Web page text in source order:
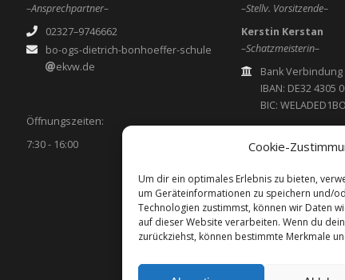
Cookie-
Um dir ein optimales Erlebnis zu bieten,
um Geräteinformationen zu speichern und/
Technologien zustimmst, können wir Daten
auf dieser Website verarbeiten. Wenn du
zurückziehst, können bestimmte Merkmale
–Ansprechpartner–
02327–9746662
bo-ogs-dietrich-bonhoeffer-schule
ekvw.de
Öffnungszeiten:
7:30 - 16:00
–Stellv. Vorsitzende–
Kerstin Kerstan
–Schatzmeisterin–
Bank Verbindung
IBAN: DE32 4305
BIC:
foerdervereindbs